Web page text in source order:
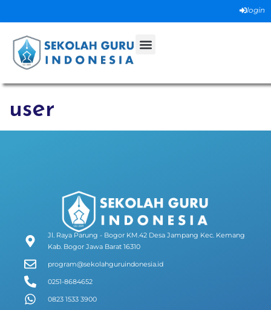
login
user
Jl. Raya Parung - Bogor KM.42 Desa Jampang Kec. Kemang
Kab. Bogor Jawa Barat 16310
program@sekolahguruindonesia.id
0251-8684652
0823 1533 3900